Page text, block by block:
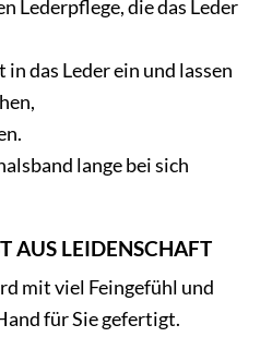
Lederpflege, die das Leder
in das Leder ein und lassen
lange bei sich
AUS LEIDENSCHAFT
mit viel Feingefühl und
für Sie gefertigt.